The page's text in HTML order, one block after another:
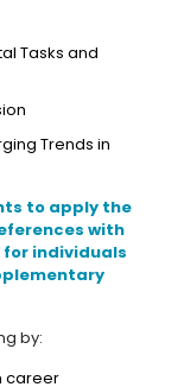
Tasks and
Trends in
to apply the
with
individuals
by:
career